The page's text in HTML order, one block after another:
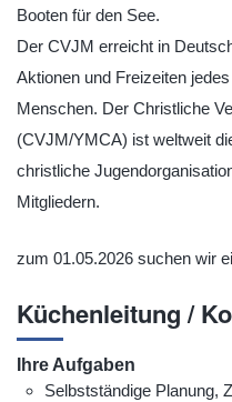
Booten für den See.
Der CVJM erreicht in
Aktionen und Freizeiten
Menschen. Der Christliche
(CVJM/YMCA) ist weltweit
christliche
Mitgliedern.
zum 01.05.2026 suchen wir
Küchenleitung /
Ihre Aufgaben
Selbstständige Planung,